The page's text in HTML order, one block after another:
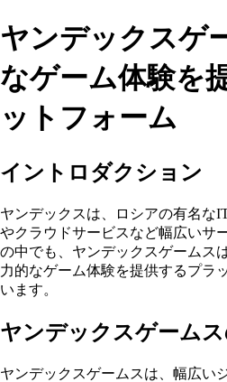
ヤンデックスゲ
なゲーム体験を
ットフォーム
イントロダクション
ヤンデックスは、ロシアの有名な
やクラウドサービスなど幅広いサ
の中でも、ヤンデックスゲームス
力的なゲーム体験を提供するプラ
います。
ヤンデックスゲーム
ヤンデックスゲームスは、幅広い